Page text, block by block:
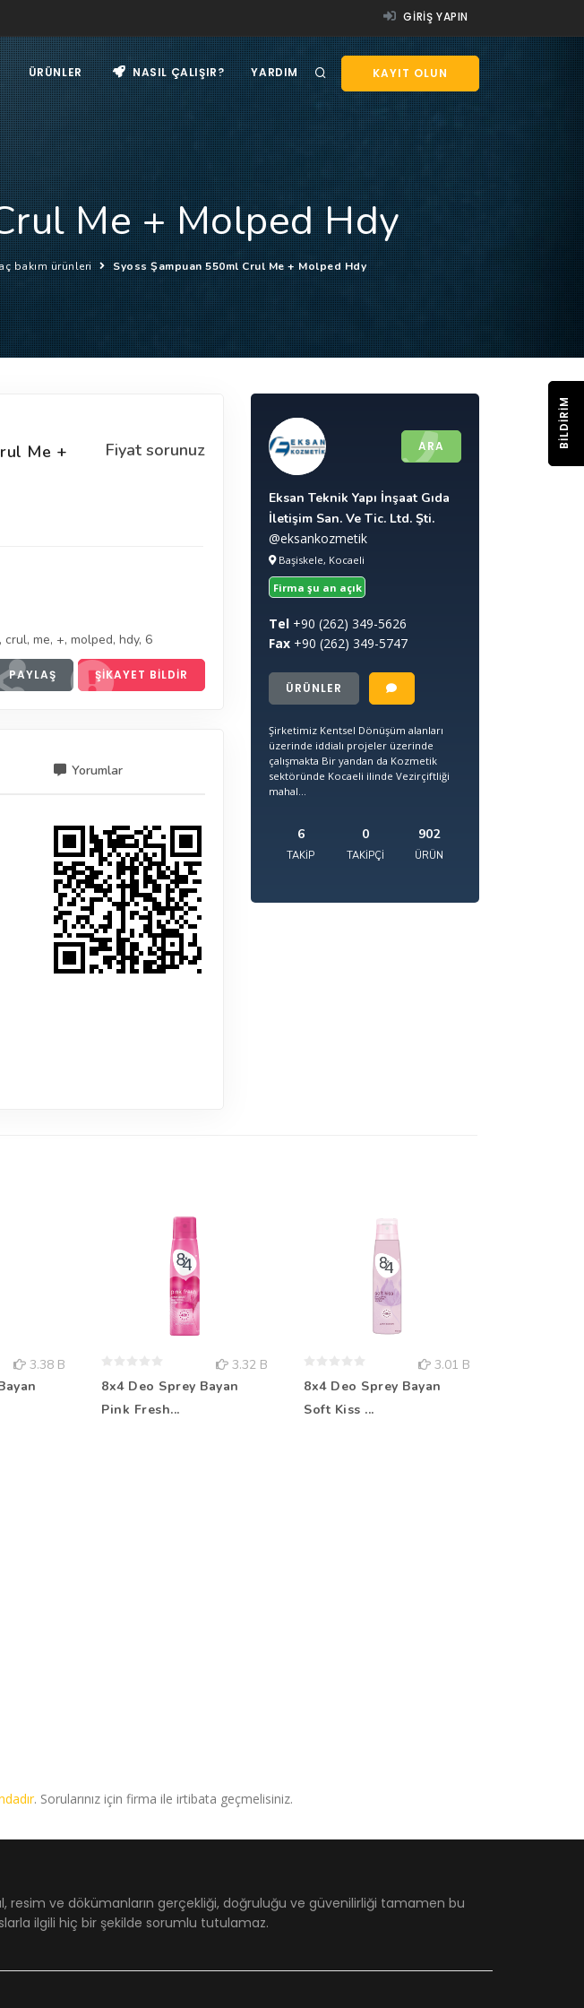
GIRIŞ YAPIN
KAYIT OLUN
ÜRÜNLER NASIL ÇALIŞIR? YARDIM
Me + Molped Hdy
bakım ürünleri Syoss Şampuan 550ml Crul Me + Molped Hdy
Fiyat sorunuz
Me +
crul, me, +, molped, hdy, 6
PAYLAŞ ŞIKAYET BILDIR
Yorumlar
ARA
Eksan Teknik Yapı İnşaat Gıda
İletişim San. Ve Tic. Ltd. Şti.
@eksankozmetik
Başiskele, Kocaeli
Firma şu an açık
Tel +90 (262) 349-5626
Fax +90 (262) 349-5747
ÜRÜNLER
Şirketimiz Kentsel Dönüşüm alanları
üzerinde iddialı projeler üzerinde
çalışmakta Bir yandan da Kozmetik
sektöründe Kocaeli ilinde Vezirçiftliği
mahal...
6
TAKIP
0
TAKIPÇI
902
ÜRÜN
3.38 B
3.32 B
8x4 Deo Sprey Bayan
Pink Fresh...
3.01 B
8x4 Deo Sprey Bayan
Soft Kiss ...
. Sorularınız için firma ile irtibata geçmelisiniz.
ve dökümanların gerçekliği, doğruluğu ve güvenilirliği tamamen bu
ilgili hiç bir şekilde sorumlu tutulamaz.
BILDIRIM